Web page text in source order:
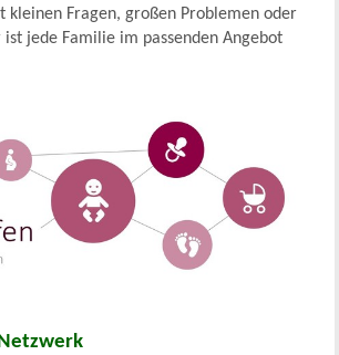
kleinen Fragen, großen Problemen oder
jede Familie im passenden Angebot